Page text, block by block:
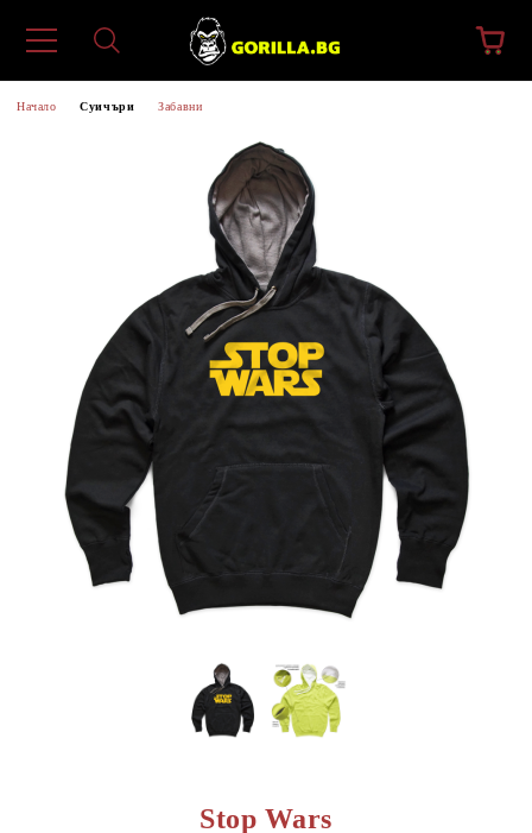
Начало Суичъри Забавни
Stop Wars